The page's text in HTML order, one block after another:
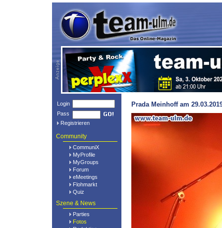
Login
Pass
Registrieren
Community
CommuniX
MyProfile
MyGroups
Forum
eMeetings
Flohmarkt
Quiz
Szene & News
Parties
Fotos
Prada Meinhoff am